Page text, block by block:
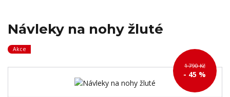
Návleky na nohy žluté
Akce
1 790 Kč
- 45 %